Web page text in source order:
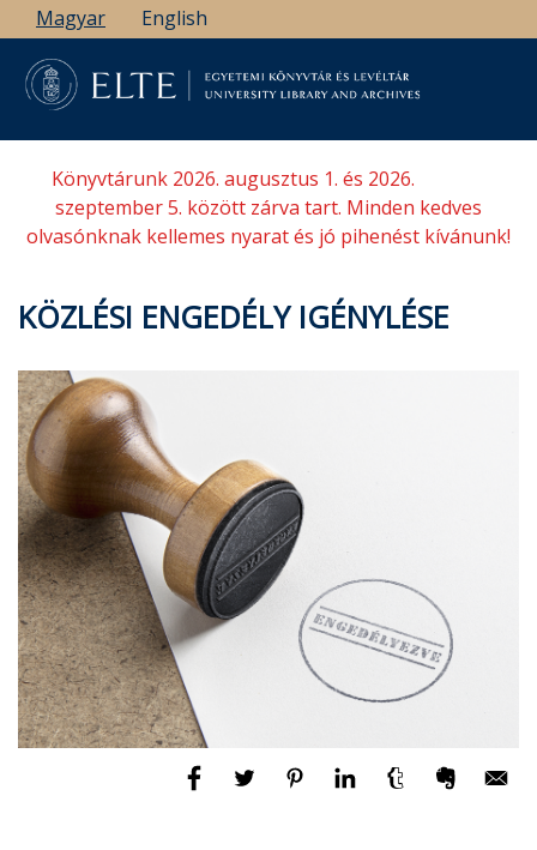
Ugrás
a
tartalomra
Magyar English
Könyvtárunk 2026. augusztus 1. és 2026.
szeptember 5. között zárva tart. Minden kedves
olvasónknak kellemes nyarat és jó pihenést kívánunk!
KÖZLÉSI ENGEDÉLY IGÉNYLÉSE